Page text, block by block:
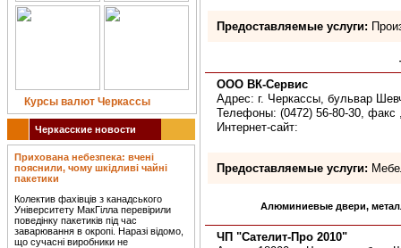
Курсы валют Черкассы
Черкасские новости
Прихована небезпека: вчені
пояснили, чому шкідливі чайні
пакетики
Колектив фахівців з канадського
Університету МакГілла перевірили
поведінку пакетиків під час
заварювання в окропі. Наразі відомо,
що сучасні виробники не
Предоставляемые услуги:
ООО ВК-Сервис
Адрес: г. Черкассы, бульвар
Телефоны: (0472) 56-80-30, факс
Интернет-сайт:
Предоставляемые услуги:
Алюминиевые двери,
ЧП "Сателит-Про 2010"